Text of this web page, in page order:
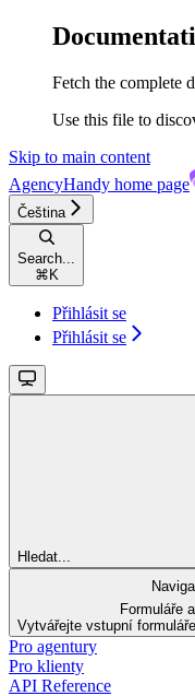
Fetch the complete
Use this file to
Skip to main content
AgencyHandy home page
Čeština
Search...
⌘ K
Přihlásit se
Přihlásit se
Hledat...
Formuláře
Vytvářejte vstupní
Pro agentury
Pro klienty
API Reference